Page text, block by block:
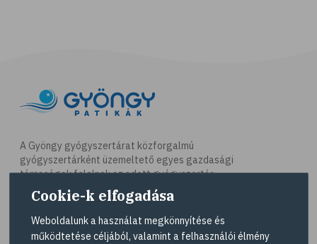
# célkitűzés
# étkezési napló
# hal
# egészséges táplálkozás
# omega-3
# A-vitamin
A Gyöngy gyógyszertárat közforgalmú
gyógyszertárként üzemeltető egyes gazdasági
társaságok felelnek az adott gyógyszertár
működésért. A Gyöngy gyógyszertárak listáját és
elérhetőségeit a Gyógyszertár kereső
tekintheti meg.
Cookie-k elfogadása
Weboldalunk a használat megkönnyítése és
működtetése céljából, valamint a felhasználói élmény